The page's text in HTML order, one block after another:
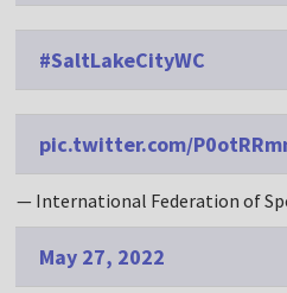
#SaltLakeCityWC
pic.twitter.com/
— International Federation of
May 27, 2022